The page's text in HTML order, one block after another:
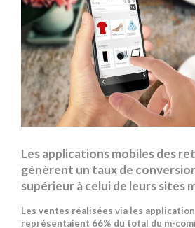
Les applications mobiles des
génèrent un taux de
supérieur à celui de leurs sites
Les ventes réalisées via les
représentaient 66% du total du m-